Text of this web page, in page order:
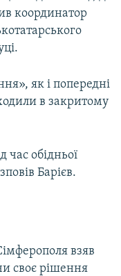
координатор
як і попередні
в закритому
час обідньої
Барієв.
взяв
своє рішення